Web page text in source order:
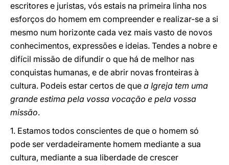
escritores e juristas, vós estais na primeira linha nos
esforços do homem em compreender e realizar-se a si
mesmo num horizonte cada vez mais vasto de novos
conhecimentos, expressões e ideias. Tendes a nobre e
difícil missão de difundir o que há de melhor nas
conquistas humanas, e de abrir novas fronteiras à
cultura. Podeis estar certos de que a Igreja tem uma
grande estima pela vossa vocação e pela vossa
missão.
1. Estamos todos conscientes de que o homem só
pode ser verdadeiramente homem mediante a sua
cultura, mediante a sua liberdade de crescer